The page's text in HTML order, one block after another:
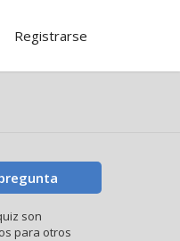
Registrarse
son
para otros